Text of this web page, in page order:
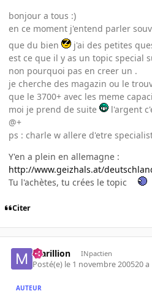
bonjour a tous :)
en ce moment j'entend parler
que du bien
j'ai des petites
est ce que il y as un topic special
non pourquoi pas en creer un .
je cherche des magazin ou le
que le 3700+ avec les meme
moi je prend de suite
l'argent
@+
ps : charle w allere d'etre
Y'en a plein en allemagne :
http://www.geizhals.at/
Tu l'achètes, tu crées le topic
Citer
marillion INpactien
Posté(e) le 1 novembre 200520 a
AUTEUR